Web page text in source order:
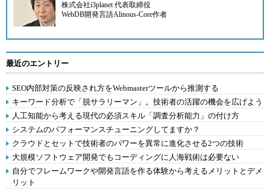
株式会社i3planet 代表取締役
WebDB開発言語Alinous-Core作者
最近のエントリー
SEO内部対策の反映され方をWebmasterツールから推測する
キーワード分析で「脱サラリーマン」。技術者の活躍の機会を広げよう
人工知能から考える現代の必須スキル「調査分析能力」の付け方
システムのパフォーマンスチューニングしてますか？
クラウドとセットで技術者のパワーを異常に進化させる2つの技術
大規模ソフトウェア開発でもコーディングに人海戦術は必要ない
自分でフレームワークや開発言語を作る体験から考えるメリットとデメ
リット